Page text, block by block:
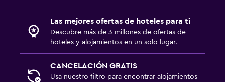
Las mejores ofertas de hoteles para ti
Descubre más de 3 millones de ofertas de
hoteles y alojamientos en un solo lugar.
CANCELACIÓN GRATIS
Usa nuestro filtro para encontrar alojamientos